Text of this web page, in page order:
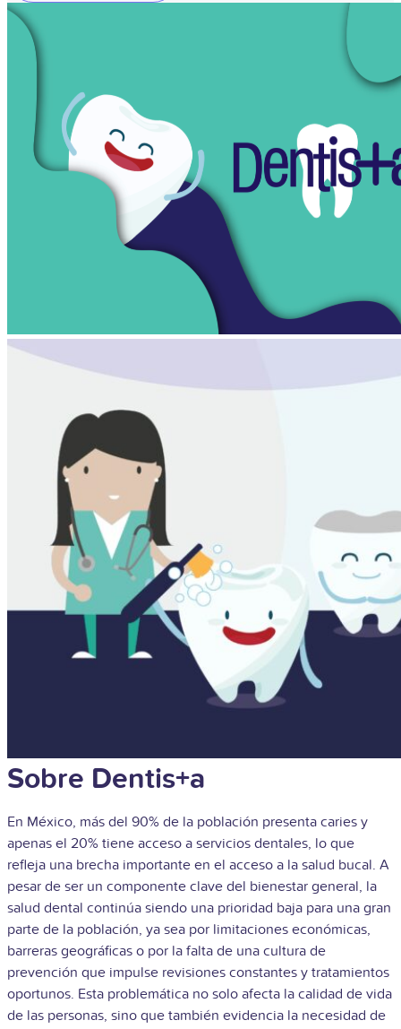
Sobre Dentis+a
En México, más del 90% de la población presenta caries y
apenas el 20% tiene acceso a servicios dentales, lo que
refleja una brecha importante en el acceso a la salud bucal. A
pesar de ser un componente clave del bienestar general, la
salud dental continúa siendo una prioridad baja para una gran
parte de la población, ya sea por limitaciones económicas,
barreras geográficas o por la falta de una cultura de
prevención que impulse revisiones constantes y tratamientos
oportunos. Esta problemática no solo afecta la calidad de vida
de las personas, sino que también evidencia la necesidad de